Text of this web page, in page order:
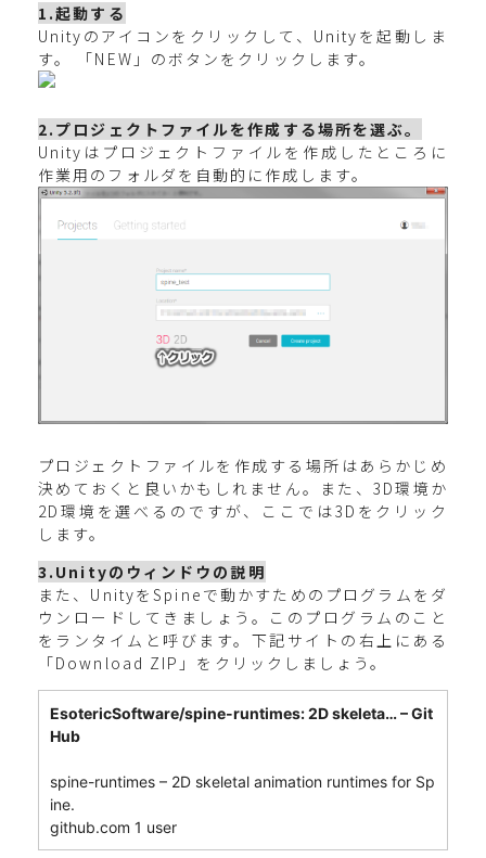
1.起動する
Unityのアイコンをクリックして、Unityを起動しま
す。 「NEW」のボタンをクリックします。
2.プロジェクトファイルを作成する場所を選ぶ。
Unityはプロジェクトファイルを作成したところに
作業用のフォルダを自動的に作成します。
プロジェクトファイルを作成する場所はあらかじめ
決めておくと良いかもしれません。また、3D環境か
2D環境を選べるのですが、ここでは3Dをクリック
します。
3.Unityのウィンドウの説明
また、UnityをSpineで動かすためのプログラムをダ
ウンロードしてきましょう。このプログラムのこと
をランタイムと呼びます。下記サイトの右上にある
「Download ZIP」をクリックしましょう。
EsotericSoftware/spine-runtimes: 2D skeleta… – Git
Hub
spine-runtimes – 2D skeletal animation runtimes for Sp
ine.
github.com 1 user